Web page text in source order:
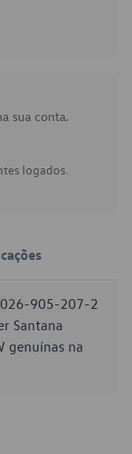
sua conta.
logados.
026-905-207-2
Santana
genuínas na